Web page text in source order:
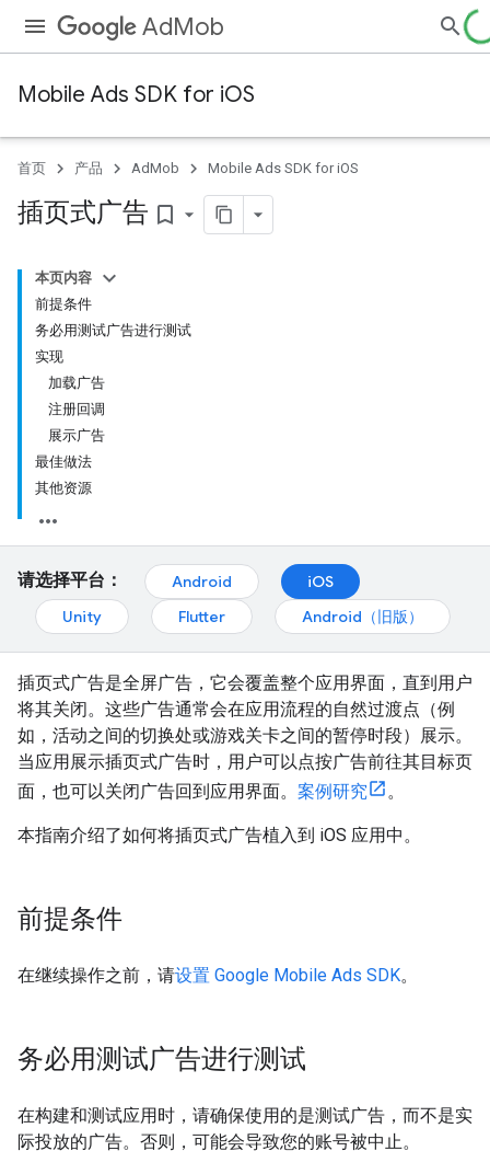
AdMob
Mobile Ads SDK for iOS
首页 产品 AdMob Mobile Ads SDK for iOS
插页式广告 bookmark_border
本页内容
前提条件
务必用测试广告进行测试
实现
加载广告
注册回调
展示广告
最佳做法
其他资源
请选择平台： Android
iOS
Unity
Flutter Android（旧版）
插页式广告是全屏广告，它会覆盖整个应用界面，直到用户
将其关闭。这些广告通常会在应用流程的自然过渡点（例
如，活动之间的切换处或游戏关卡之间的暂停时段）展示。
当应用展示插页式广告时，用户可以点按广告前往其目标页
面，也可以关闭广告回到应用界面。 案例研究 。
本指南介绍了如何将插页式广告植入到 iOS 应用中。
前提条件
在继续操作之前，请设置 Google Mobile Ads SDK。
务必用测试广告进行测试
在构建和测试应用时，请确保使用的是测试广告，而不是实
际投放的广告。否则，可能会导致您的账号被中止。